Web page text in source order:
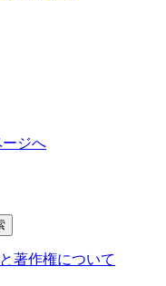
ジへ
著作権について